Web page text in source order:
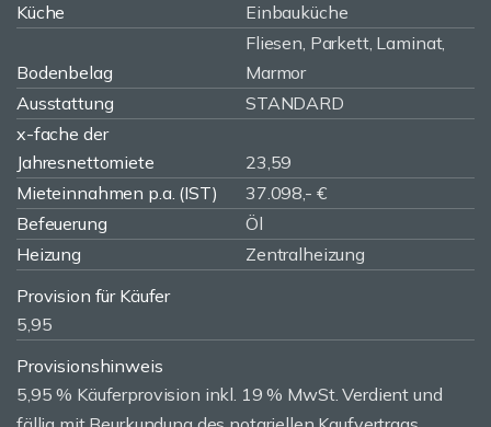
Küche
Einbauküche
Bodenbelag
Fliesen, Parkett, Laminat,
Marmor
Ausstattung
STANDARD
x-fache der
Jahresnettomiete
23,59
Mieteinnahmen p.a. (IST)
37.098,- €
Befeuerung
Öl
Heizung
Zentralheizung
Provision für Käufer
5,95
Provisionshinweis
5,95 % Käuferprovision inkl. 19 % MwSt. Verdient und